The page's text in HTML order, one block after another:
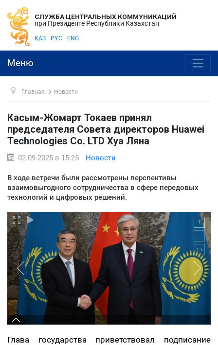
СЛУЖБА ЦЕНТРАЛЬНЫХ КОММУНИКАЦИЙ
при Президенте Республики Казахстан
ҚАЗ РУС ENG
Меню
Главная Новости
Касым-Жомарт Токаев принял
председателя Совета директоров Huawei
Technologies Co. LTD Хуа Ляна
02.09.2025 в 15:25 Новости
В ходе встречи были рассмотрены перспективы
взаимовыгодного сотрудничества в сфере передовых
технологий и цифровых решений.
Глава государства приветствовал подписание